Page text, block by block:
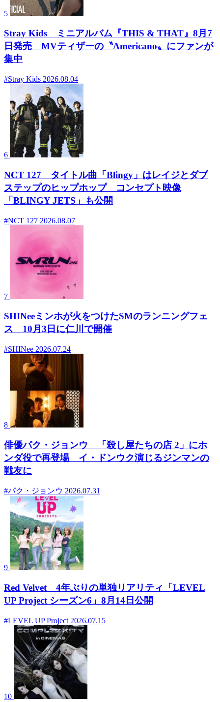
5
Stray Kids ミニアルバム『THIS & THAT』8月7
日発売 MVティザーの〝Americano〟にファンが
集中
#Stray Kids 2026.08.04
6
NCT 127 タイトル曲「Blingy」はレイジとダブ
ステップのヒップホップ コンセプト映像
「BLINGY JETS」も公開
#NCT 127 2026.08.07
7
SHINeeミンホが火をつけたSMのランニングフェ
ス 10月3日に仁川で開催
#SHINee 2026.07.24
8
俳優パク・ジョンウ 「殺し屋たちの店 2」にホ
ンダ役で再登場 イ・ドンウク演じるジンマンの
戦友に
#パク・ジョンウ 2026.07.31
9
Red Velvet 4年ぶりの単独リアリティ「LEVEL
UP Project シーズン6」8月14日公開
#LEVEL UP Project 2026.07.15
10